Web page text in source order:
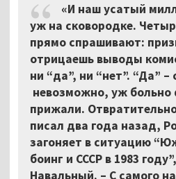
«И наш усатый
уж на сковородке.
прямо спрашивают:
отрицаешь выводы
ни “да”, ни “нет”. “Да”
невозможно, уж больно
прижали.
писал два года назад,
загоняет в ситуацию
боинг и СССР в 1983
Навальный. – С самого